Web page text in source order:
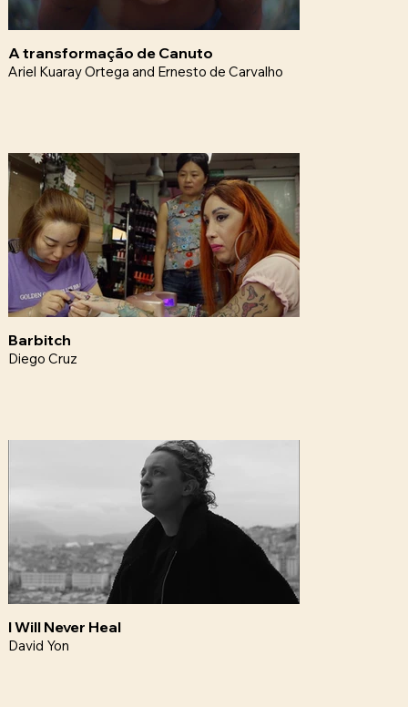
A transformação de Canuto
Ariel Kuaray Ortega and Ernesto de Carvalho
Barbitch
Diego Cruz
I Will Never Heal
David Yon